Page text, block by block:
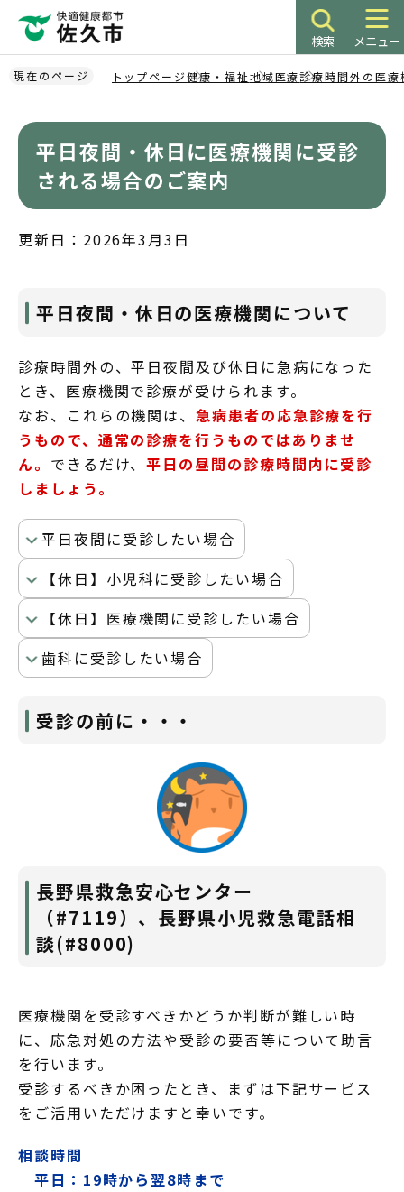
ペ
ー
ジ
検索 メニュー
現在のページ トップページ健康・福祉地域医療診療時間外の医療
平日夜間・休日に医療機関に受診
される場合のご案内
更新日：2026年3月3日
平日夜間・休日の医療機関について
診療時間外の、平日夜間及び休日に急病になった
とき、医療機関で診療が受けられます。
なお、これらの機関は、急病患者の応急診療を行
うもので、通常の診療を行うものではありませ
ん。 できるだけ、平日の昼間の診療時間内に受診
しましょう。
平日夜間に受診したい場合
【休日】小児科に受診したい場合
【休日】医療機関に受診したい場合
歯科に受診したい場合
受診の前に・・・
長野県救急安心センター
（#7119）、長野県小児救急電話相
談(#8000)
医療機関を受診すべきかどうか判断が難しい時
に、応急対処の方法や受診の要否等について助言
を行います。
受診するべきか困ったとき、まずは下記サービス
をご活用いただけますと幸いです。
相談時間
平日：19時から翌8時まで